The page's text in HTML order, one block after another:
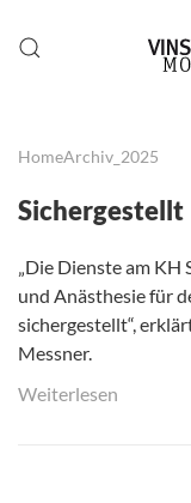
HomeArchiv_2025
Sichergestellt
„Die Dienste am KH
und Anästhesie für
sichergestellt“,
Messner.
Weiterlesen